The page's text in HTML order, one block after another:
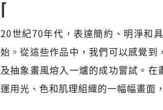
⌈
20世紀70年代，表達簡約、明淨和
始。從這些作品中，我們可以感覺
及抽象畫風熔入一爐的成功嘗試。在
運用光、色和肌理組織的一幅幅畫面